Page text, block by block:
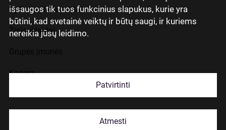
išsaugos tik tuos funkcinius slapukus, kurie yra
būtini, kad svetainė veiktų ir būtų saugi, ir kuriems
nereikia jūsų leidimo.
Patvirtinti
Atmesti
Ryšiai su investuotojais
Žiniasklaidai
Karjera